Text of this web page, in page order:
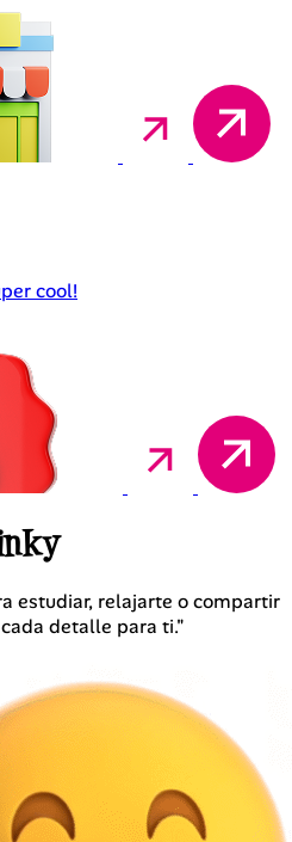
cool!
estudiar, relajarte o compartir
detalle para ti."